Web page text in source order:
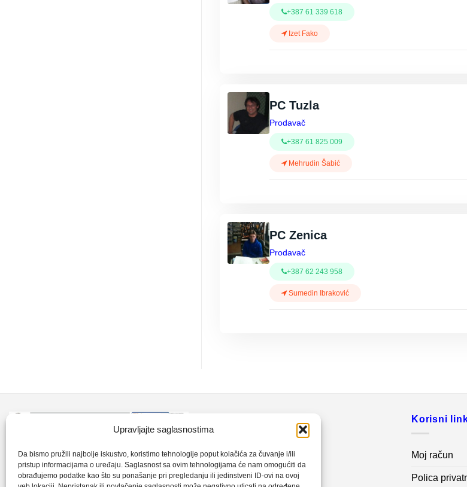
Upravljajte saglasnostima
Da bismo pružili najbolje iskustvo, koristimo tehnologije poput kolačića za čuvanje i/ili
pristup informacijama o uređaju. Saglasnost sa ovim tehnologijama će nam omogućiti da
obrađujemo podatke kao što su ponašanje pri pregledanju ili jedinstveni ID-ovi na ovoj
+387 61 339 618
Izet Fako
PC Tuzla
Prodavač
+387 61 825 009
Mehrudin Šabić
PC Zenica
Prodavač
+387 62 243 958
Sumedin Ibraković
CLK-Interpromet d.o.o. posluje u sastavu
grupe SKF distributera od 1996. godine,
gdje s ponosom mozemo reci da smo
+387 35 720 560
clkm@bih.net.ba
Korisni
Moj račun
Polica